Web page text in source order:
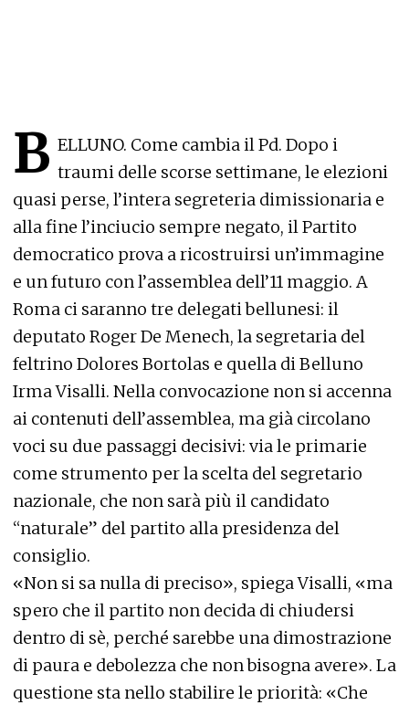
B ELLUNO. Come cambia il Pd. Dopo i
traumi delle scorse settimane, le elezioni
quasi perse, l’intera segreteria dimissionaria e
alla fine l’inciucio sempre negato, il Partito
democratico prova a ricostruirsi un’immagine
e un futuro con l’assemblea dell’11 maggio. A
Roma ci saranno tre delegati bellunesi: il
deputato Roger De Menech, la segretaria del
feltrino Dolores Bortolas e quella di Belluno
Irma Visalli. Nella convocazione non si accenna
ai contenuti dell’assemblea, ma già circolano
voci su due passaggi decisivi: via le primarie
come strumento per la scelta del segretario
nazionale, che non sarà più il candidato
“naturale” del partito alla presidenza del
consiglio.
«Non si sa nulla di preciso», spiega Visalli, «ma
spero che il partito non decida di chiudersi
dentro di sè, perché sarebbe una dimostrazione
di paura e debolezza che non bisogna avere». La
questione sta nello stabilire le priorità: «Che